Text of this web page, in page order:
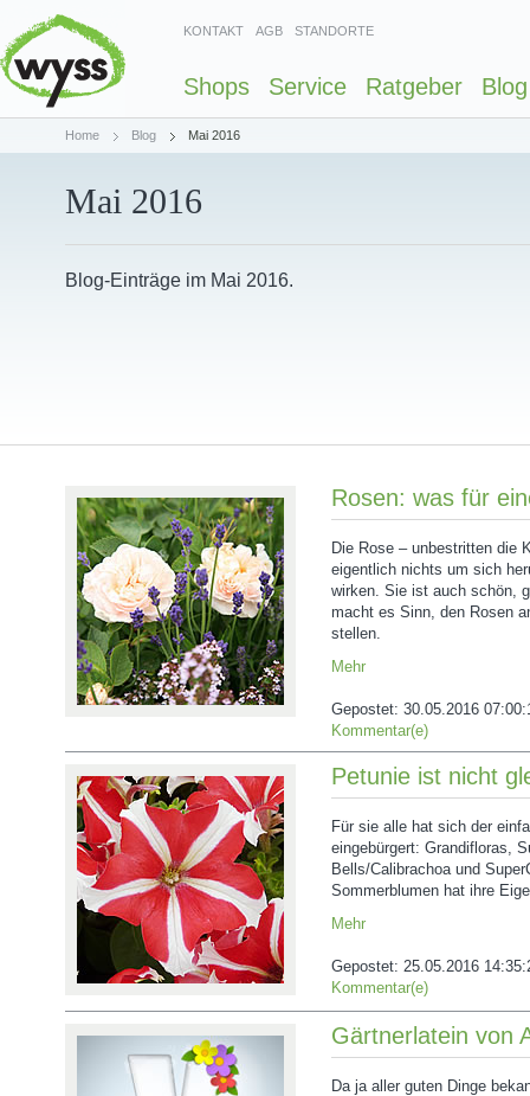
KONTAKT AGB STANDORTE
Shops Service Ratgeber Blog
Home Blog Mai 2016
Mai 2016
Blog-Einträge im Mai 2016.
Rosen: was für
Die Rose ‒ unbestritten die
eigentlich nichts um sich
wirken. Sie ist auch schön,
macht es Sinn, den Rosen
stellen.
Mehr
Gepostet: 30.05.2016
Kommentar(e)
Petunie ist nicht
Für sie alle hat sich der
eingebürgert: Grandifloras,
Bells/Calibrachoa und
Sommerblumen hat ihre
Mehr
Gepostet: 25.05.2016
Kommentar(e)
Gärtnerlatein von
Da ja aller guten Dinge